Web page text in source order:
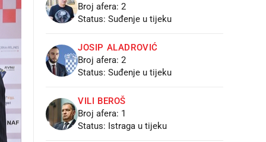
Broj afera: 2
Status: Suđenje u tijeku
JOSIP ALADROVIĆ
Broj afera: 2
Status: Suđenje u tijeku
VILI BEROŠ
Broj afera: 1
Status: Istraga u tijeku